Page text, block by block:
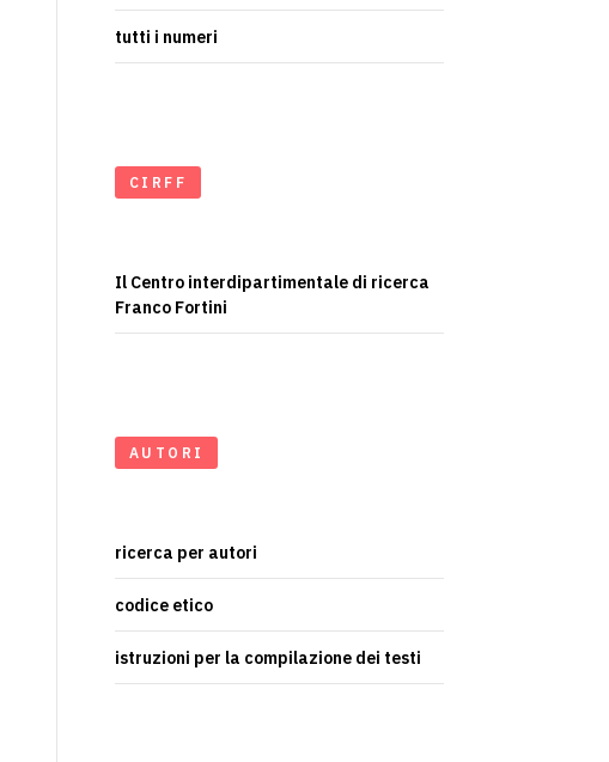
tutti i numeri
CIRFF
Il Centro interdipartimentale di ricerca
Franco Fortini
AUTORI
ricerca per autori
codice etico
istruzioni per la compilazione dei testi